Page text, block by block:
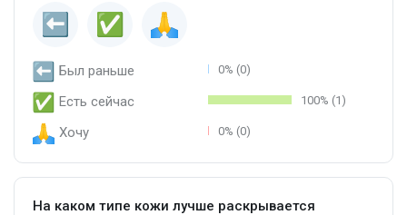
Был раньше 0% (0)
Есть сейчас 100% (1)
Хочу 0% (0)
На каком типе кожи лучше раскрывается